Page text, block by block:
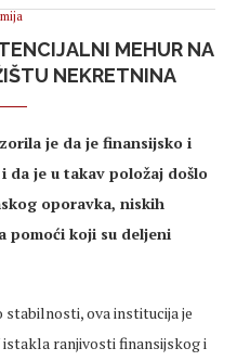
MEHUR NA
NEKRETNINA
je da je finansijsko i
da je u takav položaj došlo
oporavka, niskih
pomoći koji su deljeni
stabilnosti, ova institucija je
istakla ranjivosti finansijskog i